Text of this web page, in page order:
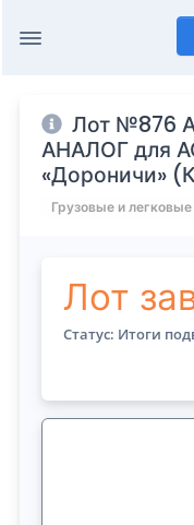
Лот №876
АНАЛОГ для
«Дороничи»
Грузовые и
Лот
Статус: Итоги